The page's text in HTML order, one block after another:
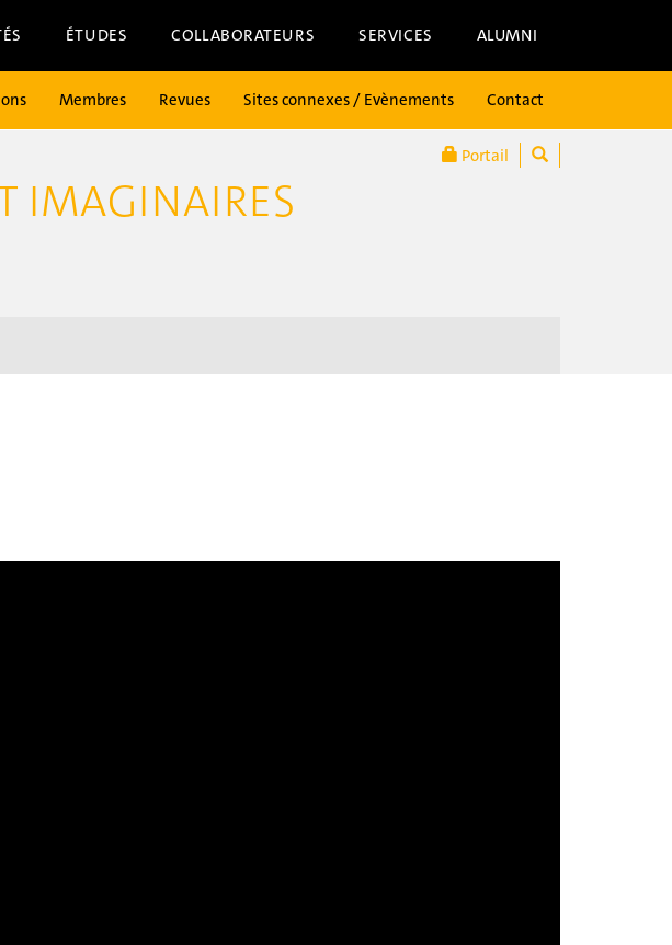
ÉTUDES COLLABORATEURS SERVICES ALUMNI
Portail
Membres Revues Sites connexes / Evènements Contact
IMAGINAIRES